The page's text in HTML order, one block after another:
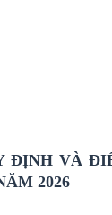
ĐỊNH VÀ
2026